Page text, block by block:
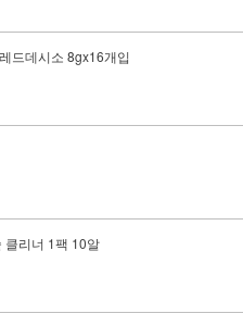
드데시소 8gx16개입
클리너 1팩 10알